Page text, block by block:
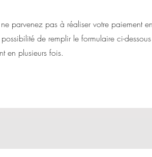
parvenez pas à réaliser votre paiement
de remplir le formulaire ci-
en plusieurs fois.